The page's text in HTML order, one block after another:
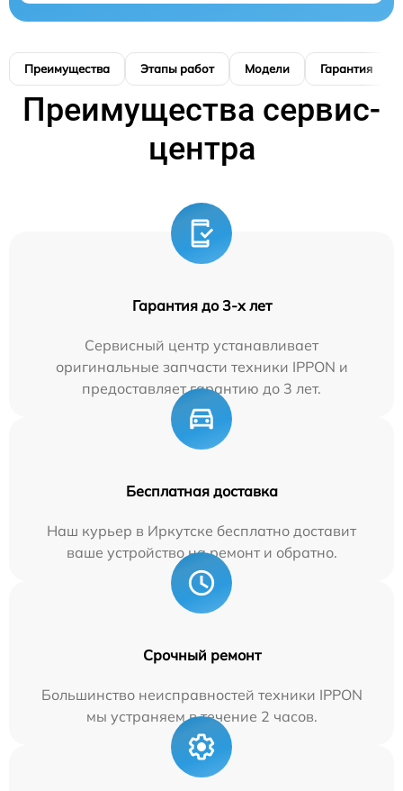
Преимущества Этапы работ Модели Гарантия
Преимущества сервис-
центра
Гарантия до 3-х лет
Сервисный центр устанавливает
оригинальные запчасти техники IPPON и
предоставляет гарантию до 3 лет.
Бесплатная доставка
Наш курьер в Иркутске бесплатно доставит
ваше устройство на ремонт и обратно.
Срочный ремонт
Большинство неисправностей техники IPPON
мы устраняем в течение 2 часов.